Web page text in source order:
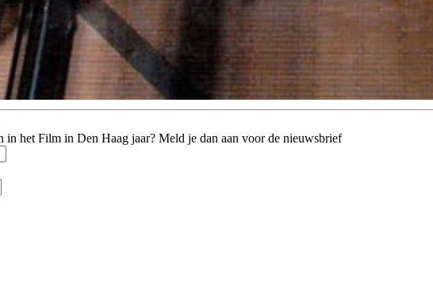
het Film in Den Haag jaar? Meld je dan aan voor de nieuwsbrief